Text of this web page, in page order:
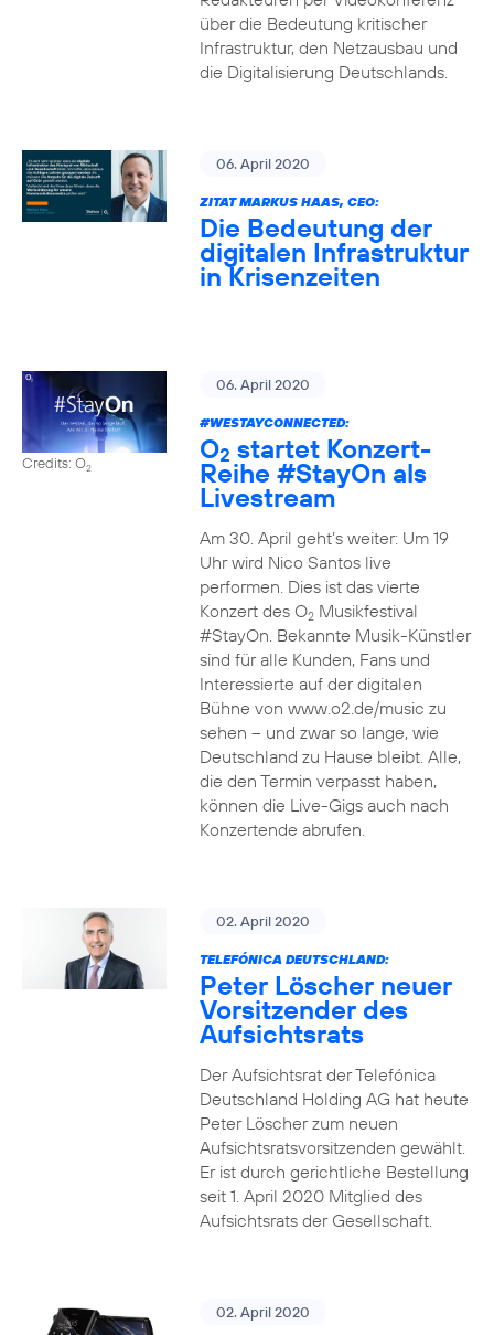
über die Bedeutung kritischer
Infrastruktur, den Netzausbau und
die Digitalisierung Deutschlands.
06. April 2020
ZITAT MARKUS HAAS, CEO:
Die Bedeutung der
digitalen Infrastruktur
in Krisenzeiten
Credits: O2
06. April 2020
#WESTAYCONNECTED:
O2 startet Konzert-
Reihe #StayOn als
Livestream
Am 30. April geht’s weiter: Um 19
Uhr wird Nico Santos live
performen. Dies ist das vierte
Konzert des O2Musikfestival
#StayOn. Bekannte Musik-Künstler
sind für alle Kunden, Fans und
Interessierte auf der digitalen
Bühne von www.o2.de/music zu
sehen – und zwar so lange, wie
Deutschland zu Hause bleibt. Alle,
die den Termin verpasst haben,
können die Live-Gigs auch nach
Konzertende abrufen.
02. April 2020
TELEFÓNICA DEUTSCHLAND:
Peter Löscher neuer
Vorsitzender des
Aufsichtsrats
Der Aufsichtsrat der Telefónica
Deutschland Holding AG hat heute
Peter Löscher zum neuen
Aufsichtsratsvorsitzenden gewählt.
Er ist durch gerichtliche Bestellung
seit 1. April 2020 Mitglied des
Aufsichtsrats der Gesellschaft.
02. April 2020